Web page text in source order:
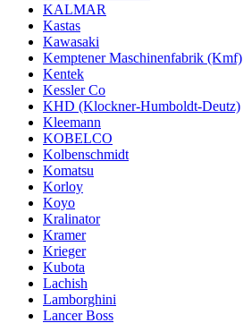
KALMAR
Kastas
Kawasaki
Kemptener Maschinenfabrik (Kmf)
Kentek
Kessler Co
KHD (Klockner-Humboldt-Deutz)
Kleemann
KOBELCO
Kolbenschmidt
Komatsu
Korloy
Koyo
Kralinator
Kramer
Krieger
Kubota
Lachish
Lamborghini
Lancer Boss